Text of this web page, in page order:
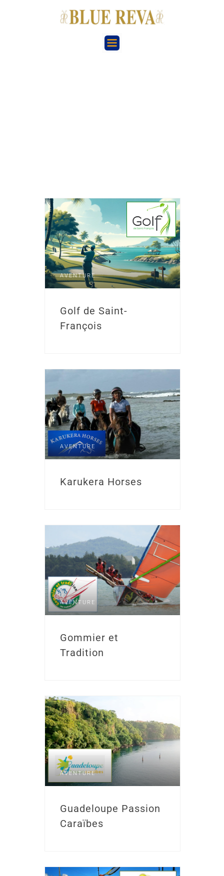
AVENTURE
Golf de Saint-
François
AVENTURE
Karukera Horses
AVENTURE
Gommier et
Tradition
AVENTURE
Guadeloupe Passion
Caraïbes